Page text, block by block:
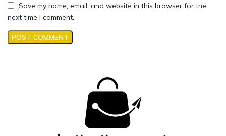
Save my name, email, and website in this browser for the
next time I comment.